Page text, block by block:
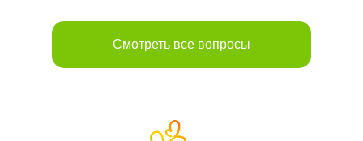
Смотреть все вопросы